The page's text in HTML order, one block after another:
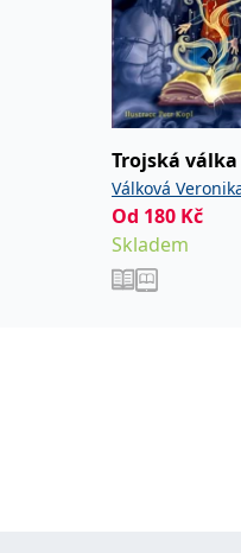
Trojská válka
Válková
Petr
Od 180 Kč
Skladem